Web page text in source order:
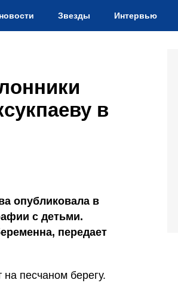
Звезды Интервью
в
опубликовала в
с детьми.
передает
песчаном берегу.